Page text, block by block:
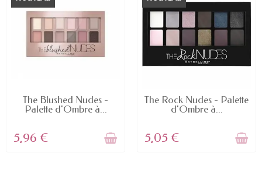
RUPTURE DE STOCK
The Blushed Nudes -
Palette d'Ombre à...
5,96 €
RUPTURE DE STOCK
The Rock Nudes - Palette
d'Ombre à...
5,05 €